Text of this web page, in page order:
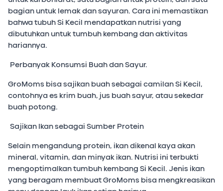
bagian untuk lemak dan sayuran. Cara ini memastikan
bahwa tubuh Si Kecil mendapatkan nutrisi yang
dibutuhkan untuk tumbuh kembang dan aktivitas
hariannya.
Perbanyak Konsumsi Buah dan Sayur.
GroMoms bisa sajikan buah sebagai camilan Si Kecil,
contohnya es krim buah, jus buah sayur, atau sekedar
buah potong.
Sajikan Ikan sebagai Sumber Protein
Selain mengandung protein, ikan dikenal kaya akan
mineral, vitamin, dan minyak ikan. Nutrisi ini terbukti
mengoptimalkan tumbuh kembang Si Kecil. Jenis ikan
yang beragam membuat GroMoms bisa mengkreasikan